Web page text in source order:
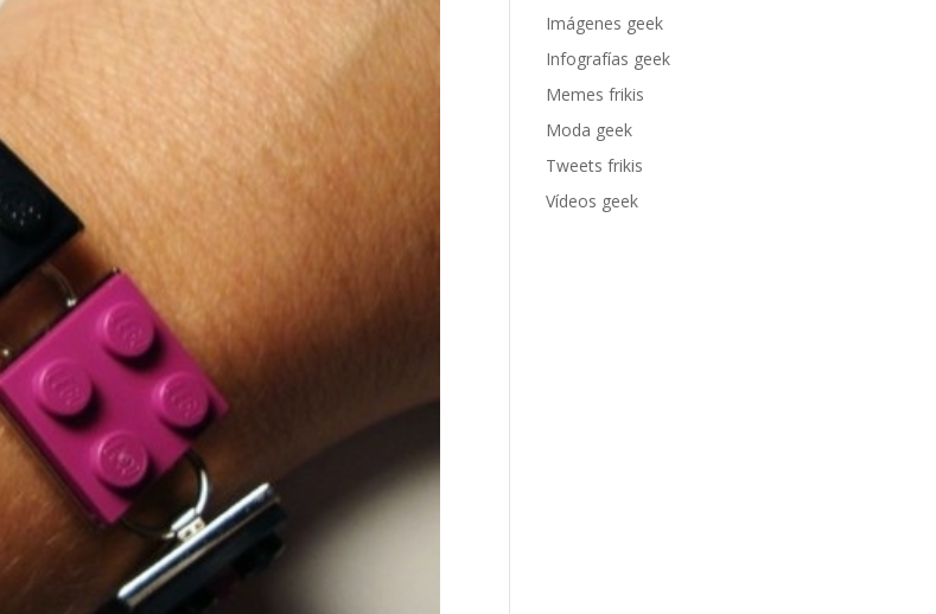
Imágenes geek
Infografías geek
Memes frikis
Moda geek
Tweets frikis
Vídeos geek